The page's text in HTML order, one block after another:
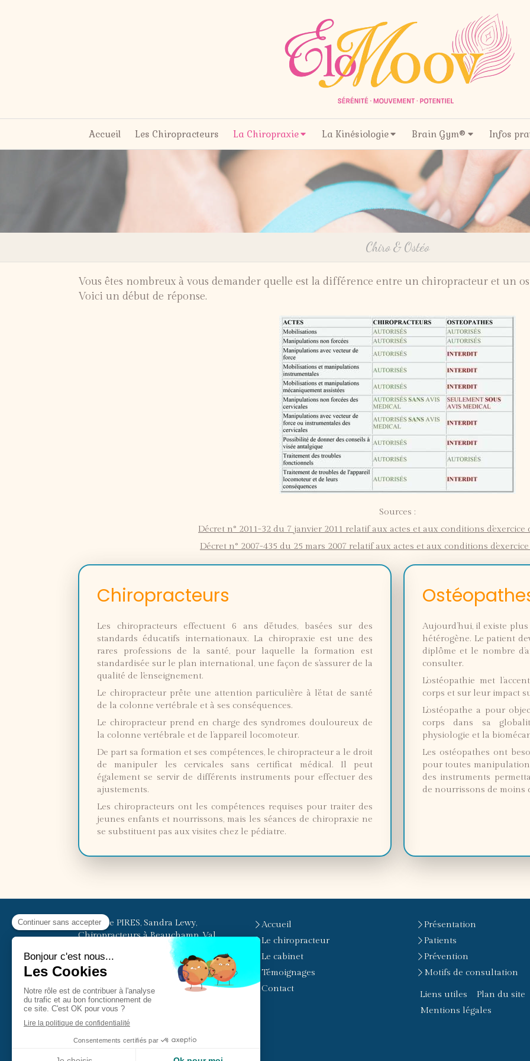
Accueil Les Chiropracteurs La Chiropraxie La Kinésiologie Brain Gym® Infos
Chiro & Ostéo
Vous êtes nombreux à vous demander quelle est la différence entre un chiropracteur et un
Voici un début de réponse.
Sources :
Décret n° 2011-32 du 7 janvier 2011 relatif aux actes et aux conditions
Décret n° 2007-435 du 25 mars 2007 relatif aux actes et aux conditions
Chiropracteurs
Les chiropracteurs effectuent 6 ans d’études, basées sur des
standards éducatifs internationaux. La chiropraxie est une des
rares professions de la santé, pour laquelle la formation est
standardisée sur le plan international, une façon de s'assurer de la
qualité de l'enseignement.
Le chiropracteur prête une attention particulière à l’état de santé
de la colonne vertébrale et à ses conséquences.
Le chiropracteur prend en charge des syndromes douloureux de
la colonne vertébrale et de l’appareil locomoteur.
De part sa formation et ses compétences, le chiropracteur a le droit
de manipuler les cervicales sans certificat médical. Il peut
également se servir de différents instruments pour effectuer des
ajustements.
Les chiropracteurs ont les compétences requises pour traiter des
jeunes enfants et nourrissons, mais les séances de chiropraxie ne
se substituent pas aux visites chez le pédiatre.
Aujourd’hui, il existe
hétérogène. Le patient
diplôme et le nombre
consulter.
L’ostéopathie met
corps et sur leur impact
L’ostéopathe a pour
corps dans sa
physiologie et la
Les ostéopathes ont
pour toutes
des instruments
de nourrissons de moins
© Elodie PIRES, Sandra Lewy,
Chiropracteurs à Beauchamp, Val
Cabinet facilement accessible
depuis Beauchamp, Pierrelaye,
Herblay, Taverny, Bessancourt, Le
Plessis-Bouchard, Cormeilles-en-
Parisis, Montigny-lès-Cormeilles,
Saint-Leu-la-Forêt, Franconville, La
Accueil
Le chiropracteur
Le cabinet
Témoignages
Contact
Présentation
Patients
Prévention
Motifs de consultation
Liens utiles
Plan du site
Mentions légales